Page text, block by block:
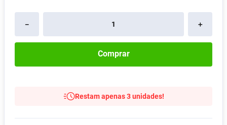
＋
－
Comprar
Restam apenas 3 unidades!